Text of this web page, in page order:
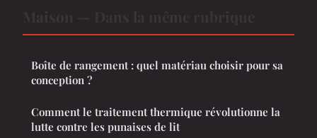
Boîte de rangement : quel matériau choisir pour sa
conception ?
Comment le traitement thermique révolutionne la
lutte contre les punaises de lit